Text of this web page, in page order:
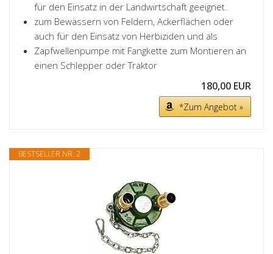
für den Einsatz in der Landwirtschaft geeignet.
zum Bewässern von Feldern, Ackerflächen oder
auch für den Einsatz von Herbiziden und als
Zapfwellenpumpe mit Fangkette zum Montieren an
einen Schlepper oder Traktor
180,00 EUR
*Zum Angebot »
BESTSELLER NR. 2